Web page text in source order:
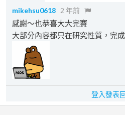
mikehsu0618 2 年前
感謝～也恭喜大大完賽
大部分內容都只在研究性質，完
登入發表